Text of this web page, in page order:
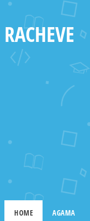
RACHEVE
HOME AGAMA